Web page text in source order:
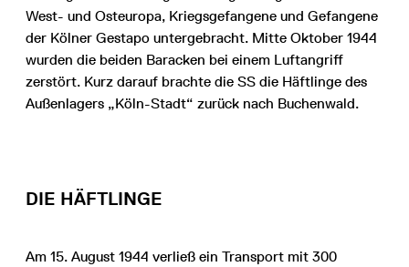
West- und Osteuropa, Kriegsgefangene und Gefangene
der Kölner Gestapo untergebracht. Mitte Oktober 1944
wurden die beiden Baracken bei einem Luftangriff
zerstört. Kurz darauf brachte die SS die Häftlinge des
Außenlagers „Köln-Stadt“ zurück nach Buchenwald.
DIE HÄFTLINGE
Am 15. August 1944 verließ ein Transport mit 300